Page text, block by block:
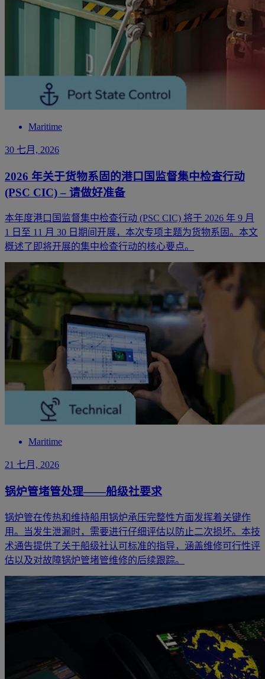
Maritime
30 七月, 2026
2026 年关于货物系固的港口国监督集中检查行动
(PSC CIC) – 请做好准备
本年度港口国监督集中检查行动 (PSC CIC) 将于 2026 年 9 月
1 日至 11 月 30 日期间开展，本次专项主题为货物系固。本文
概述了即将开展的集中检查行动的核心要点。
Maritime
21 七月, 2026
锅炉管堵管处理——船级社要求
锅炉管在传热和维持船用锅炉承压完整性方面发挥着关键作
用。当发生泄漏时，需要进行仔细评估以防止二次损坏。本技
术通告提供了关于船级社认可标准的指导，涵盖维修可行性评
估以及对故障锅炉管堵管维修的后续跟踪。